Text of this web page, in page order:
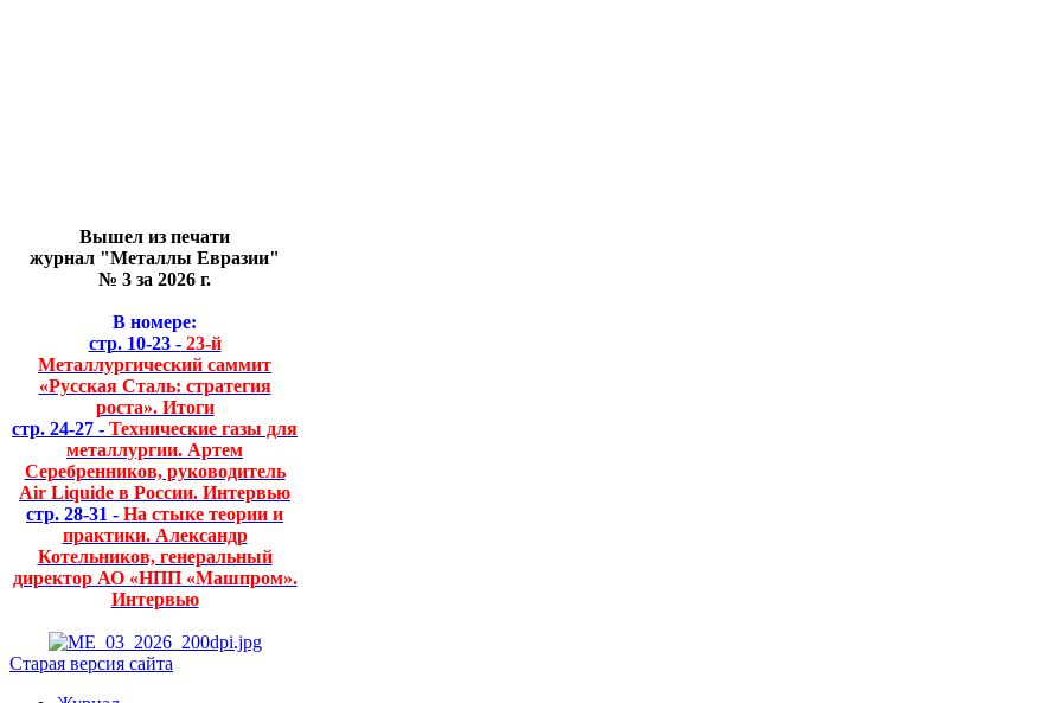
Вышел из печати
журнал "Металлы Евразии"
№ 3 за 2026 г.
В номере:
стр. 10-23 -23-й
Металлургический саммит
«Русская Сталь: стратегия
роста». Итоги
стр. 24-27 - Технические газы для
металлургии. Артем
Серебренников, руководитель
Air Liquide в России. Интервью
стр. 28-31 - На стыке теории и
практики. Александр
Котельников, генеральный
директор АО «НПП «Машпром».
Интервью
Старая версия сайта